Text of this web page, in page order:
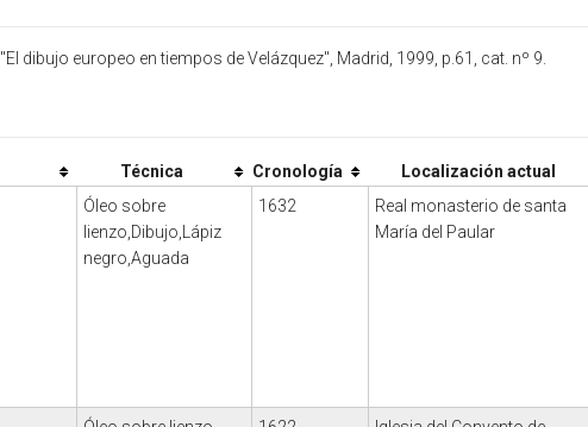
dibujo europeo en tiempos de Velázquez'', Madrid, 1999, p.61, cat. nº 9.
Técnica Cronología Localización actual
Óleo sobre
lienzo,Dibujo,Lápiz
negro,Aguada
1632
Real monasterio de santa
María del Paular